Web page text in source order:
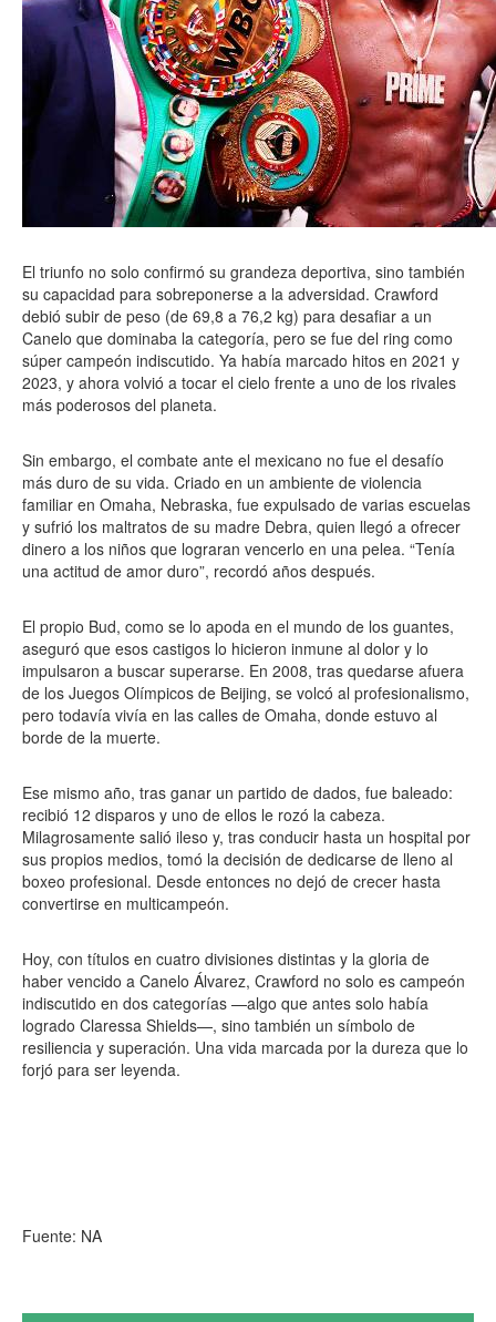
El triunfo no solo confirmó su grandeza deportiva, sino también
su capacidad para sobreponerse a la adversidad. Crawford
debió subir de peso (de 69,8 a 76,2 kg) para desafiar a un
Canelo que dominaba la categoría, pero se fue del ring como
súper campeón indiscutido. Ya había marcado hitos en 2021 y
2023, y ahora volvió a tocar el cielo frente a uno de los rivales
más poderosos del planeta.
Sin embargo, el combate ante el mexicano no fue el desafío
más duro de su vida. Criado en un ambiente de violencia
familiar en Omaha, Nebraska, fue expulsado de varias escuelas
y sufrió los maltratos de su madre Debra, quien llegó a ofrecer
dinero a los niños que lograran vencerlo en una pelea. “Tenía
una actitud de amor duro”, recordó años después.
El propio Bud, como se lo apoda en el mundo de los guantes,
aseguró que esos castigos lo hicieron inmune al dolor y lo
impulsaron a buscar superarse. En 2008, tras quedarse afuera
de los Juegos Olímpicos de Beijing, se volcó al profesionalismo,
pero todavía vivía en las calles de Omaha, donde estuvo al
borde de la muerte.
Ese mismo año, tras ganar un partido de dados, fue baleado:
recibió 12 disparos y uno de ellos le rozó la cabeza.
Milagrosamente salió ileso y, tras conducir hasta un hospital por
sus propios medios, tomó la decisión de dedicarse de lleno al
boxeo profesional. Desde entonces no dejó de crecer hasta
convertirse en multicampeón.
Hoy, con títulos en cuatro divisiones distintas y la gloria de
haber vencido a Canelo Álvarez, Crawford no solo es campeón
indiscutido en dos categorías —algo que antes solo había
logrado Claressa Shields—, sino también un símbolo de
resiliencia y superación. Una vida marcada por la dureza que lo
forjó para ser leyenda.
Fuente: NA